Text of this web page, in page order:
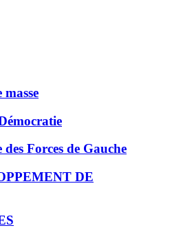
Forces de Gauche
DE